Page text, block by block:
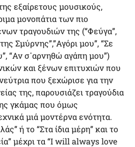
εξαίρετους μουσικούς,
μονοπάτια των πιο
τραγουδιών της (“Φεύγα”,
Σμύρνης”,”Αγόρι μου”, “Σε
“Αν σ᾽αρνηθώ αγάπη μου”)
και ξένων επιτυχιών που
που ξεχώρισε για την
της, παρουσιάζει τραγούδια
γκάμας που όμως
μιά μοντέρνα ενότητα.
ή το “Στα ίδια μέρη” και το
μέχρι τα “I will always love